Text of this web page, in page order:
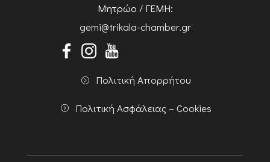
Μητρώο / ΓΕΜΗ:
gemi@trikala-chamber.gr
Πολιτική Απορρήτου
Πολιτική Ασφάλειας – Cookies